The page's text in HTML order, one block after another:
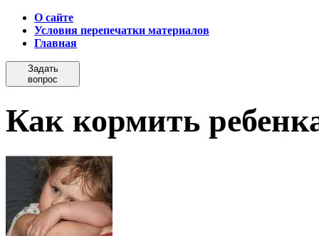
О сайте
Условия перепечатки материалов
Главная
Задать
вопрос
Как кормить